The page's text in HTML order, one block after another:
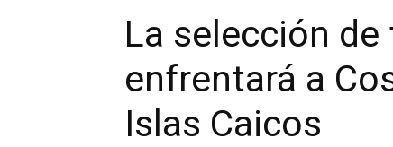
La selección
enfrentará a
Islas Caicos